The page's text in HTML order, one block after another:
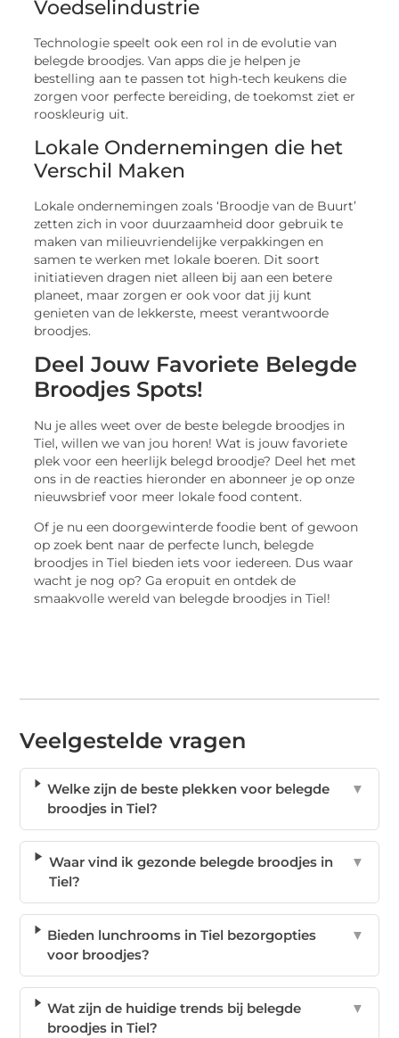
Voedselindustrie
Technologie speelt ook een rol in de evolutie van
belegde broodjes. Van apps die je helpen je
bestelling aan te passen tot high-tech keukens die
zorgen voor perfecte bereiding, de toekomst ziet er
rooskleurig uit.
Lokale Ondernemingen die het
Verschil Maken
Lokale ondernemingen zoals ‘Broodje van de Buurt’
zetten zich in voor duurzaamheid door gebruik te
maken van milieuvriendelijke verpakkingen en
samen te werken met lokale boeren. Dit soort
initiatieven dragen niet alleen bij aan een betere
planeet, maar zorgen er ook voor dat jij kunt
genieten van de lekkerste, meest verantwoorde
broodjes.
Deel Jouw Favoriete Belegde
Broodjes Spots!
Nu je alles weet over de beste belegde broodjes in
Tiel, willen we van jou horen! Wat is jouw favoriete
plek voor een heerlijk belegd broodje? Deel het met
ons in de reacties hieronder en abonneer je op onze
nieuwsbrief voor meer lokale food content.
Of je nu een doorgewinterde foodie bent of gewoon
op zoek bent naar de perfecte lunch, belegde
broodjes in Tiel bieden iets voor iedereen. Dus waar
wacht je nog op? Ga eropuit en ontdek de
smaakvolle wereld van belegde broodjes in Tiel!
Veelgestelde vragen
Welke zijn de beste plekken voor belegde
broodjes in Tiel?
▼
Waar vind ik gezonde belegde broodjes in
Tiel?
▼
Bieden lunchrooms in Tiel bezorgopties
voor broodjes?
▼
Wat zijn de huidige trends bij belegde
broodjes in Tiel?
▼